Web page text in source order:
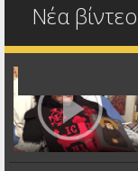
Νέα βίντεο